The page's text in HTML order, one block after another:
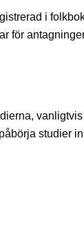
i
för
studier